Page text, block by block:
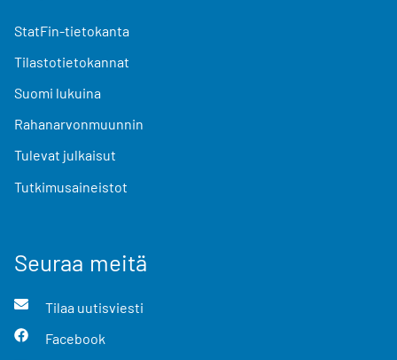
StatFin-tietokanta
Tilastotietokannat
Suomi lukuina
Rahanarvonmuunnin
Tulevat julkaisut
Tutkimusaineistot
Seuraa meitä
Tilaa uutisviesti
Facebook